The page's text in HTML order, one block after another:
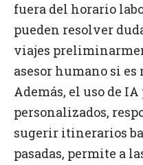
fuera del horario
pueden resolver
viajes
asesor humano si es
Además, el uso de
personalizados,
sugerir itinerarios
pasadas, permite a